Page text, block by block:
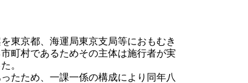
東京都、海運局東京支局等におもむき
町村であるためその主体は施行者が実
。
たため、一課一係の構成により同年八